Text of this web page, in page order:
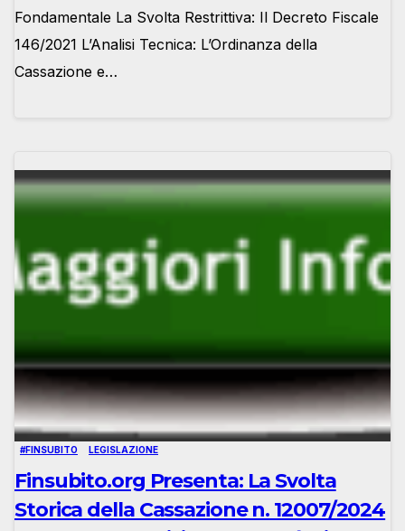
Fondamentale La Svolta Restrittiva: Il Decreto Fiscale
146/2021 L’Analisi Tecnica: L’Ordinanza della
Cassazione e…
#FINSUBITO LEGISLAZIONE
Finsubito.org Presenta: La Svolta
Storica della Cassazione n. 12007/2024